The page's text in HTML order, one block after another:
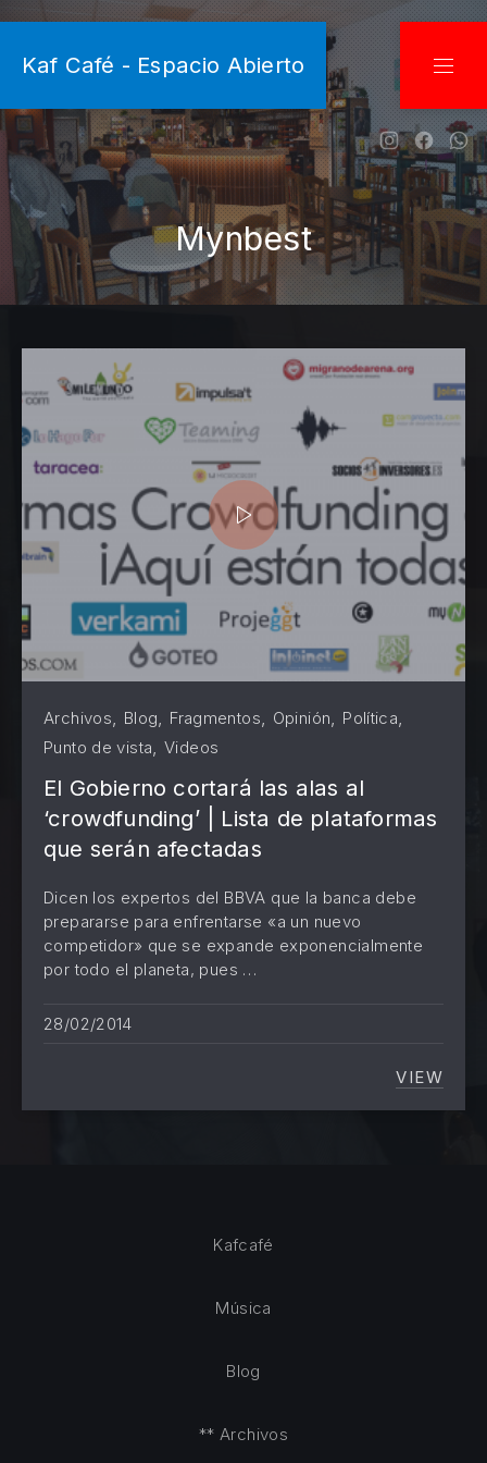
Kaf Café - Espacio Abierto
NewNew
Mynbest
Archivos, Blog, Fragmentos, Opinión, Política,
Punto de vista,Videos
El Gobierno cortará las alas al
‘crowdfunding’ | Lista de plataformas
que serán afectadas
Dicen los expertos del BBVA que la banca debe
prepararse para enfrentarse «a un nuevo
competidor» que se expande exponencialmente
por todo el planeta, pues …
28/02/2014
VIEW
EL
Kafcafé
Música
Blog
** Archivos
PREVIOUS